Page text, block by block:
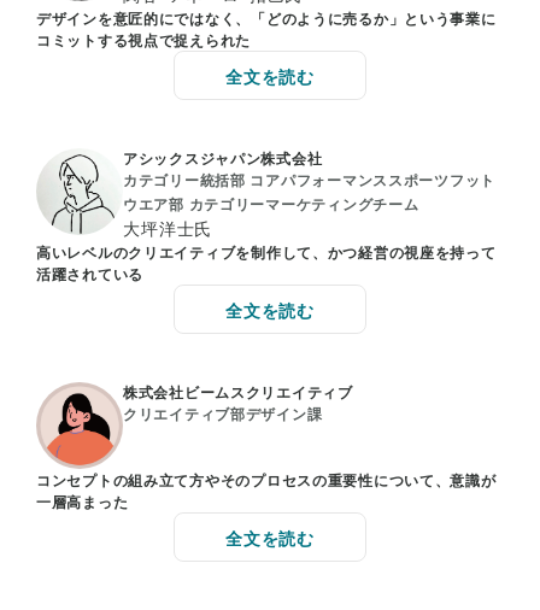
デザインを意匠的にではなく、「どのように売るか」という事業に
コミットする視点で捉えられた
全文を読む
アシックスジャパン株式会社
カテゴリー統括部 コアパフォーマンススポーツフット
ウエア部 カテゴリーマーケティングチーム
大坪洋士氏
高いレベルのクリエイティブを制作して、かつ経営の視座を持って
活躍されている
全文を読む
株式会社ビームスクリエイティブ
クリエイティブ部デザイン課
コンセプトの組み立て方やそのプロセスの重要性について、意識が
一層高まった
全文を読む